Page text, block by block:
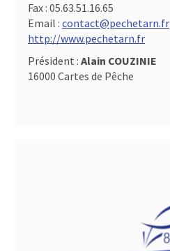
Fax : 05.63.51.16.65
Email : contact@pechetarn.fr
http://www.pechetarn.fr
Président : Alain COUZINIE
16000 Cartes de Pêche